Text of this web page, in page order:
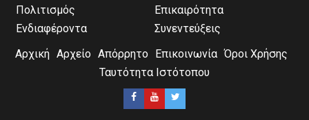
Πολιτισμός
Επικαιρότητα
Ενδιαφέροντα
Συνεντεύξεις
Αρχική Αρχείο Απόρρητο Επικοινωνία Όροι Χρήσης
Ταυτότητα Ιστότοπου